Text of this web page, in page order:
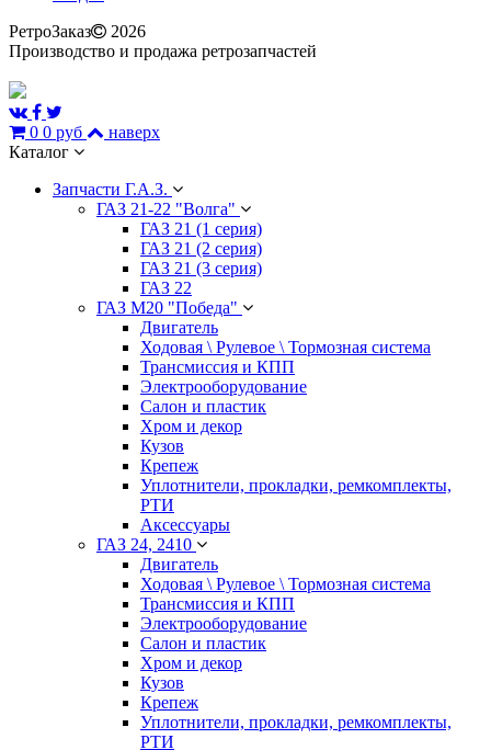
РетроЗаказ
2026
Производство и продажа ретрозапчастей
0 0 руб
наверх
Каталог
Запчасти Г.А.З.
ГАЗ 21-22 "Волга"
ГАЗ 21 (1 серия)
ГАЗ 21 (2 серия)
ГАЗ 21 (3 серия)
ГАЗ 22
ГАЗ М20 "Победа"
Двигатель
Ходовая \ Рулевое \ Тормозная система
Трансмиссия и КПП
Электрооборудование
Салон и пластик
Хром и декор
Кузов
Крепеж
Уплотнители, прокладки, ремкомплекты,
РТИ
Аксессуары
ГАЗ 24, 2410
Двигатель
Ходовая \ Рулевое \ Тормозная система
Трансмиссия и КПП
Электрооборудование
Салон и пластик
Хром и декор
Кузов
Крепеж
Уплотнители, прокладки, ремкомплекты,
РТИ